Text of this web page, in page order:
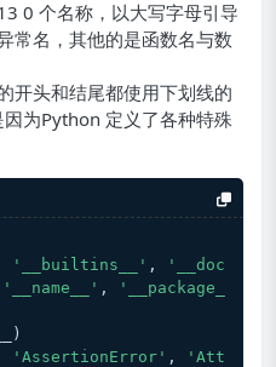
0 个名称，以大写字母引导
常名，其他的是函数名与数
开头和结尾都使用下划线的
为Python 定义了各种特殊
'__builtins__' ,
'__doc
'__name__' ,
'__package_
'AssertionError' ,
'Att